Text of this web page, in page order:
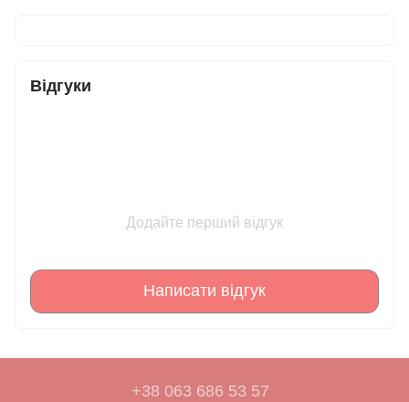
Відгуки
Додайте перший відгук
Написати відгук
+38 063 686 53 57